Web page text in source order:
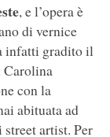
, e l’opera è
di vernice
infatti gradito il
Carolina
con la
abituata ad
artist. Per